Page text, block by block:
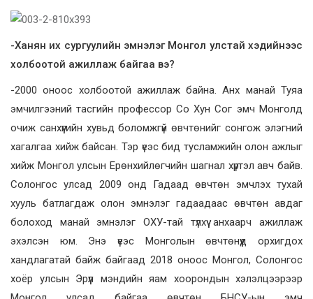
-Ханян их сургуулийн эмнэлэг Монгол улстай хэдийнээс
холбоотой ажиллаж байгаа вэ?
-2000 оноос холбоотой ажиллаж байна. Анх манай Туяа
эмчилгээний тасгийн профессор Со Хун Сог эмч Монголд
очиж санхүүгийн хувьд боломжгүй өвчтөнийг сонгож элэгний
хагалгаа хийж байсан. Тэр үеэс бид тусламжийн олон ажлыг
хийж Монгол улсын Ерөнхийлөгчийн шагнал хүртэл авч байв.
Солонгос улсад 2009 онд Гадаад өвчтөн эмчлэх тухай
хууль батлагдаж олон эмнэлэг гадаадаас өвчтөн авдаг
болоход манай эмнэлэг ОХУ-тай түлхүү анхаарч ажиллаж
эхэлсэн юм. Энэ үеэс Монголын өвчтөнүүд орхигдох
хандлагатай байж байгаад 2018 оноос Монгол, Солонгос
хоёр улсын Эрүүл мэндийн яам хоорондын хэлэлцээрээр